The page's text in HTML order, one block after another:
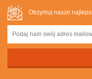
Otrzymuj nasze